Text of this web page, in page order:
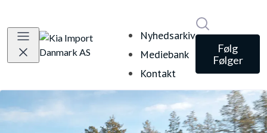
Nyhedsarkiv
Mediebank
Kontakt
Følg
Følger